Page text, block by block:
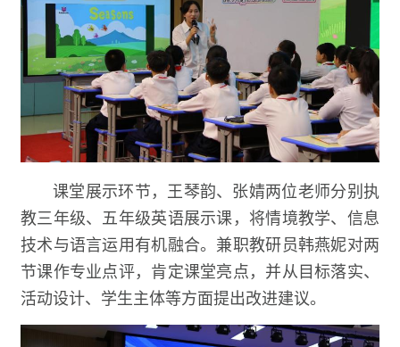
课堂展示环节，王琴韵、张婧两位老师分别执
教三年级、五年级英语展示课，将情境教学、信息
技术与语言运用有机融合。兼职教研员韩燕妮对两
节课作专业点评，肯定课堂亮点，并从目标落实、
活动设计、学生主体等方面提出改进建议。